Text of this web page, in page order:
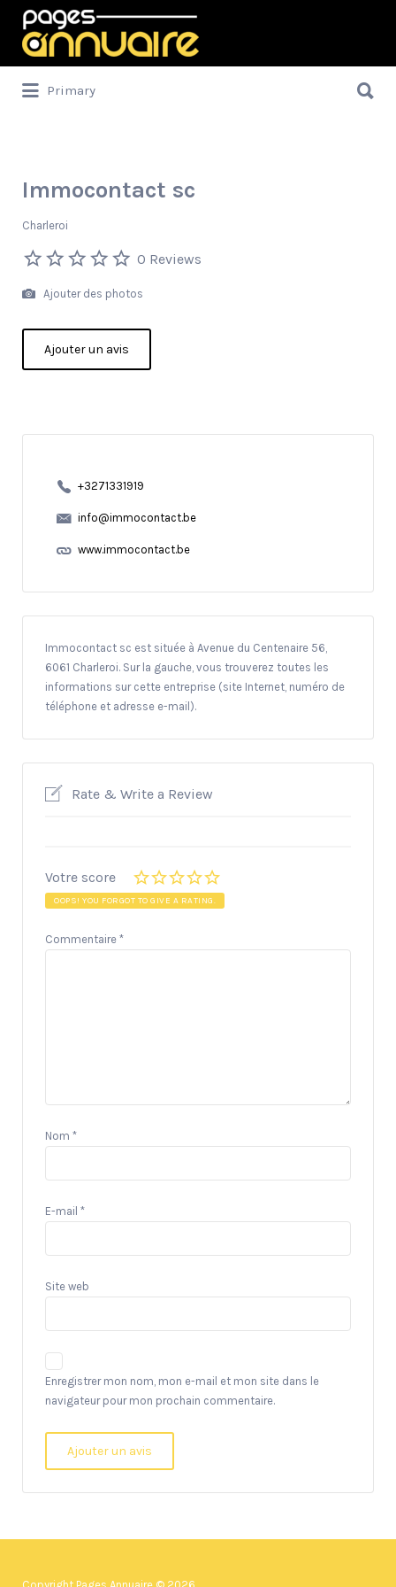
Rechercher:
Primary
Immocontact sc
Charleroi
0 Reviews
Ajouter des photos
Ajouter un avis
+3271331919
info@immocontact.be
www.immocontact.be
Immocontact sc est située à Avenue du Centenaire 56,
6061 Charleroi. Sur la gauche, vous trouverez toutes les
informations sur cette entreprise (site Internet, numéro de
téléphone et adresse e-mail).
Rate & Write a Review
Votre score
OOPS! YOU FORGOT TO GIVE A RATING.
Commentaire *
Nom *
E-mail *
Site web
Enregistrer mon nom, mon e-mail et mon site dans le
navigateur pour mon prochain commentaire.